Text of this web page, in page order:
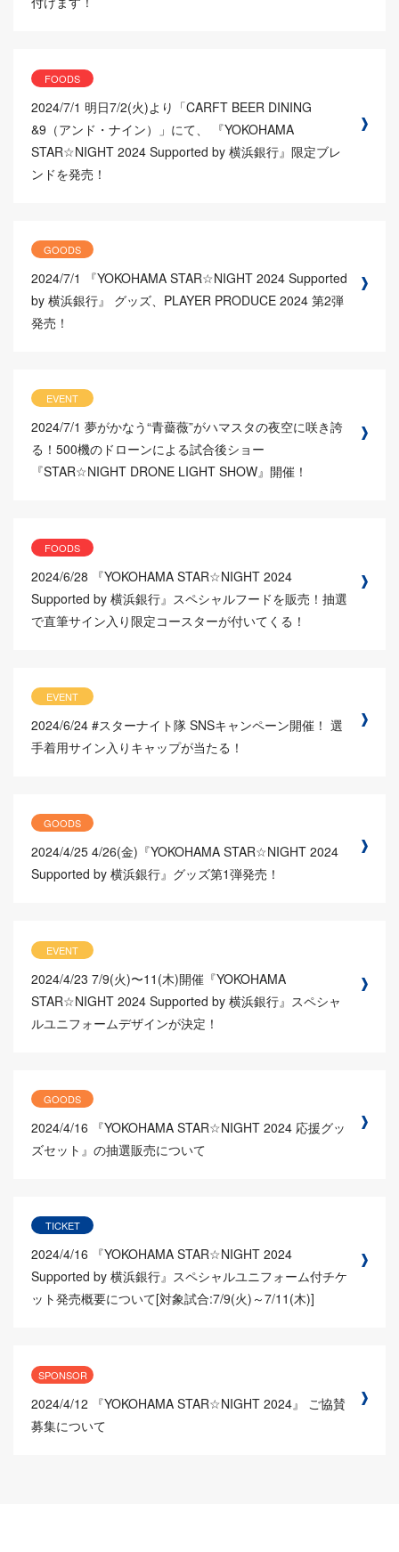
FOODS
2024/7/1 明日7/2(火)より「CARFT BEER DINING
&9（アンド・ナイン）」にて、 『YOKOHAMA
STAR☆NIGHT 2024 Supported by 横浜銀行』限定ブレ
ンドを発売！
GOODS
2024/7/1
『YOKOHAMA STAR☆NIGHT 2024 Supported
by 横浜銀行』 グッズ、PLAYER PRODUCE 2024 第2弾
発売！
EVENT
2024/7/1 夢がかなう“青薔薇”がハマスタの夜空に咲き誇
る！500機のドローンによる試合後ショー
『STAR☆NIGHT DRONE LIGHT SHOW』開催！
FOODS
2024/6/28
『YOKOHAMA STAR☆NIGHT 2024
Supported by 横浜銀行』スペシャルフードを販売！抽選
で直筆サイン入り限定コースターが付いてくる！
EVENT
2024/6/24 #スターナイト隊 SNSキャンペーン開催！ 選
手着用サイン入りキャップが当たる！
GOODS
2024/4/25 4/26(金)『YOKOHAMA STAR☆NIGHT 2024
Supported by 横浜銀行』グッズ第1弾発売！
EVENT
2024/4/23 7/9(火)〜11(木)開催『YOKOHAMA
STAR☆NIGHT 2024 Supported by 横浜銀行』スペシャ
ルユニフォームデザインが決定！
GOODS
2024/4/16
『YOKOHAMA STAR☆NIGHT 2024 応援グッ
ズセット』の抽選販売について
TICKET
2024/4/16
『YOKOHAMA STAR☆NIGHT 2024
Supported by 横浜銀行』スペシャルユニフォーム付チケ
ット発売概要について[対象試合:7/9(火)～7/11(木)]
SPONSOR
2024/4/12
『YOKOHAMA STAR☆NIGHT 2024』 ご協賛
募集について